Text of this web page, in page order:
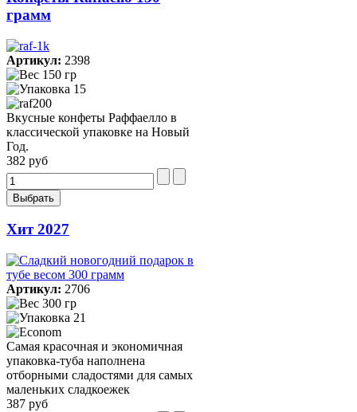
грамм
Артикул: 2398
150 гр
15
Вкусные конфеты Раффаелло в
классической упаковке на Новый
Год.
382 руб
Хит 2027
Артикул: 2706
300 гр
21
Самая красочная и экономичная
упаковка-туба наполнена
отборными сладостями для самых
маленьких сладкоежек
387 руб